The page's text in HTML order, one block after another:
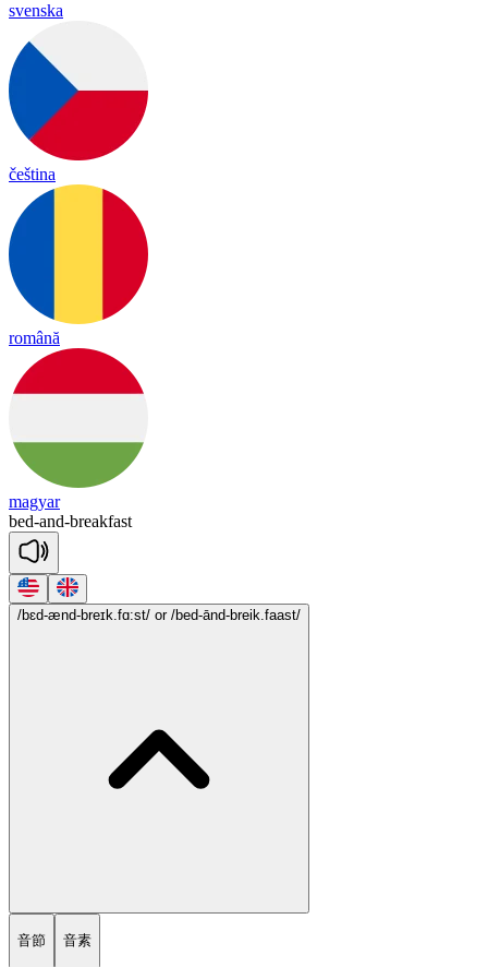
svenska
čeština
română
magyar
bed-and-breakfast
/bɛd-ænd-breɪk.fɑ:st/ or /bed-ānd-breik.faast/
音節 音素